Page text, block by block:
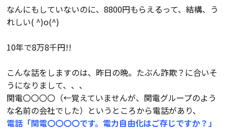
ZEH
施工実績
イベント・見学会
なんにもしていないのに、8800円もらえるって、結構、う
れしい( ^)o(^)
10年で8万8千円!!
こんな話をしますのは、昨日の晩。たぶん詐欺？に合いそ
うになりまして、、、
関電〇〇〇〇（←覚えていませんが、関電グループのよう
な名前の会社でした）というところから電話があり、
電話「関電〇〇〇〇です。電力自由化はご存じですか？」